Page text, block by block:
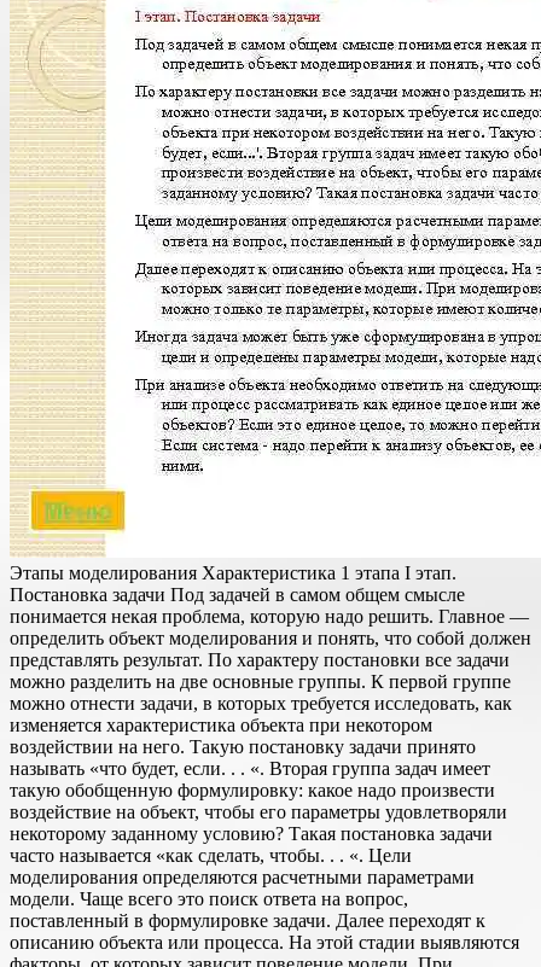
Этапы моделирования Характеристика 1 этапа I этап.
Постановка задачи Под задачей в самом общем смысле
понимается некая проблема, которую надо решить. Главное —
определить объект моделирования и понять, что собой должен
представлять результат. По характеру постановки все задачи
можно разделить на две основные группы. К первой группе
можно отнести задачи, в которых требуется исследовать, как
изменяется характеристика объекта при некотором
воздействии на него. Такую постановку задачи принято
называть «что будет, если. . . «. Вторая группа задач имеет
такую обобщенную формулировку: какое надо произвести
воздействие на объект, чтобы его параметры удовлетворяли
некоторому заданному условию? Такая постановка задачи
часто называется «как сделать, чтобы. . . «. Цели
моделирования определяются расчетными параметрами
модели. Чаще всего это поиск ответа на вопрос,
поставленный в формулировке задачи. Далее переходят к
описанию объекта или процесса. На этой стадии выявляются